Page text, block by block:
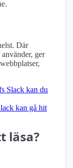
Där
ger
Slack kan du
kan gå hit
läsa?